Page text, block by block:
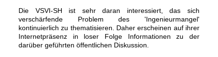
Die VSVI-SH ist sehr daran interessiert, das sich
verschärfende Problem des 'Ingenieurmangel'
kontinuierlich zu thematisieren. Daher erscheinen auf ihrer
Internetpräsenz in loser Folge Informationen zu der
darüber geführten öffentlichen Diskussion.